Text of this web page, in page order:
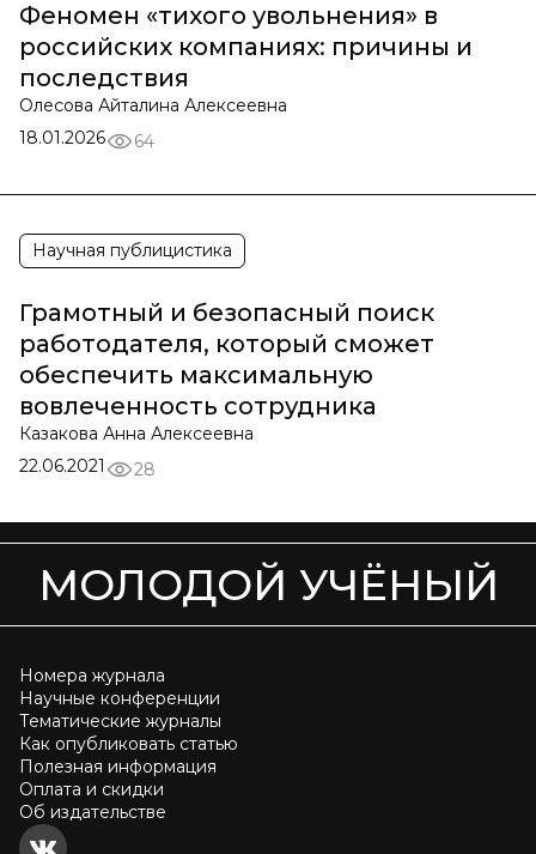
Феномен «тихого увольнения» в
российских компаниях: причины и
последствия
Олесова Айталина Алексеевна
18.01.2026
64
Научная публицистика
Грамотный и безопасный поиск
работодателя, который сможет
обеспечить максимальную
вовлеченность сотрудника
Казакова Анна Алексеевна
22.06.2021
28
МОЛОДОЙ УЧЁНЫЙ
Номера журнала
Научные конференции
Тематические журналы
Как опубликовать статью
Полезная информация
Оплата и скидки
Об издательстве